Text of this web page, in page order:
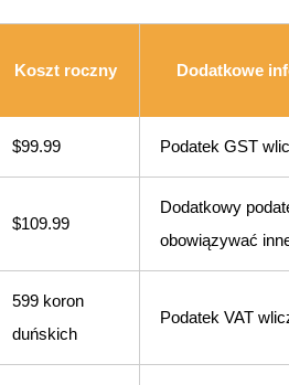
Koszt roczny Dodatkowe
$99.99 Podatek GST
$109.99
Dodatkowy
obowiązywać
599 koron
duńskich
Podatek VAT